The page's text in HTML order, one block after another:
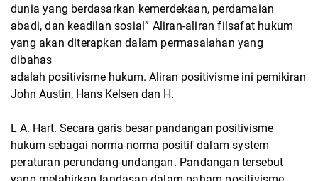
dunia yang berdasarkan kemerdekaan, perdamaian
abadi, dan keadilan sosial” Aliran-aliran filsafat hukum
yang akan diterapkan dalam permasalahan yang
dibahas
adalah positivisme hukum. Aliran positivisme ini pemikiran
John Austin, Hans Kelsen dan H.
L A. Hart. Secara garis besar pandangan positivisme
hukum sebagai norma-norma positif dalam system
peraturan perundang-undangan. Pandangan tersebut